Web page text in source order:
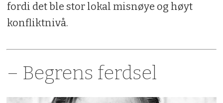
fordi det ble stor lokal misnøye og høyt
konfliktnivå.
– Begrens ferdsel